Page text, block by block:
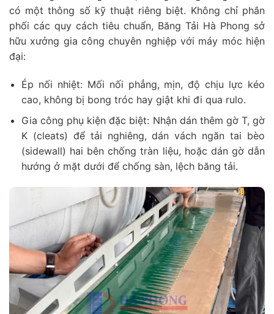
có một thông số kỹ thuật riêng biệt. Không chỉ phân
phối các quy cách tiêu chuẩn, Băng Tải Hà Phong sở
hữu xưởng gia công chuyên nghiệp với máy móc hiện
đại:
Ép nối nhiệt: Mối nối phẳng, mịn, độ chịu lực kéo
cao, không bị bong tróc hay giật khi đi qua rulo.
Gia công phụ kiện đặc biệt: Nhận dán thêm gờ T, gờ
K (cleats) để tải nghiêng, dán vách ngăn tai bèo
(sidewall) hai bên chống tràn liệu, hoặc dán gờ dẫn
hướng ở mặt dưới để chống sàn, lệch băng tải.